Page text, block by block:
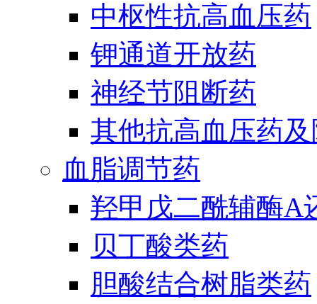
中枢性抗高血压药
钾通道开放药
神经节阻断药
其他抗高血压药
血脂调节药
羟甲戊二酰辅酶A
贝丁酸类药
胆酸结合树脂类药